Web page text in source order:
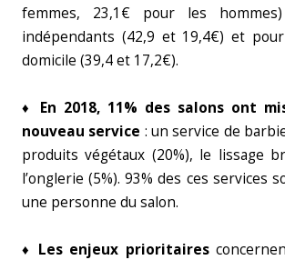
femmes, 23,1€ pour les
indépendants (42,9 et 19,4€) et
domicile (39,4 et 17,2€).
♦ En 2018, 11% des salons ont
nouveau service : un service de
produits végétaux (20%), le lissage
l’onglerie (5%). 93% des ces services
une personne du salon.
♦ Les enjeux prioritaires